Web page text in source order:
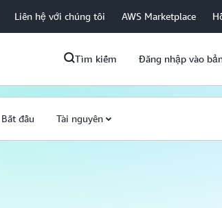
Liên hệ với chúng tôi AWS Marketplace
Tìm kiếm Đăng nhập vào
Bắt đầu Tài nguyên